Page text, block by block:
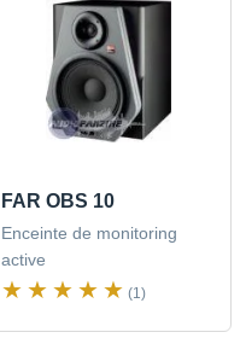
FAR OBS 10
Enceinte de monitoring
active
(1)